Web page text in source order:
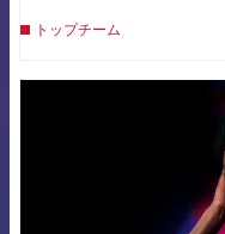
トップチーム